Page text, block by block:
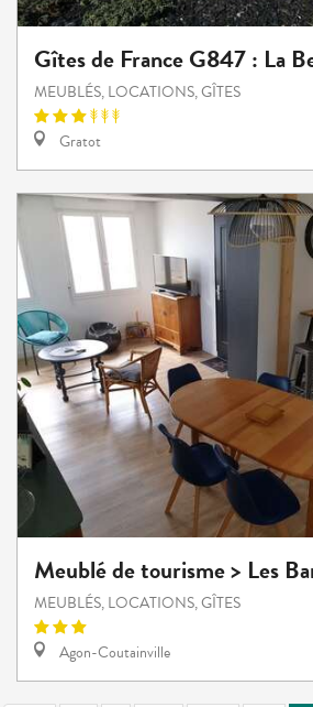
Gîtes de France G847 : La
MEUBLÉS, LOCATIONS, GÎTES
Gratot
Meublé de tourisme > Les
MEUBLÉS, LOCATIONS, GÎTES
Agon-Coutainville